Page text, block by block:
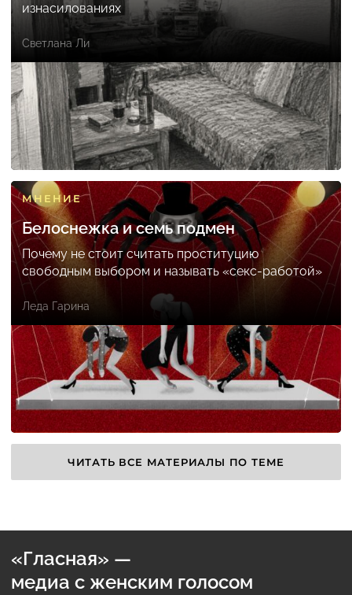
изнасилованиях
Светлана Ли
МНЕНИЕ
Белоснежка и семь подмен
Почему не стоит считать проституцию
свободным выбором и называть «секс-работой»
Леда Гарина
ЧИТАТЬ ВСЕ МАТЕРИАЛЫ ПО ТЕМЕ
«Гласная» —
медиа с женским голосом